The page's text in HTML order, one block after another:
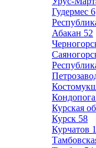
Гудермес 6
Абакан 52
Кондопога
Курская
Курск 58
Курчатов 1